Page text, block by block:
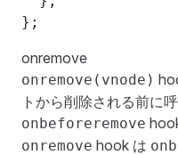
};
onremove
onremove(vnode)
トから削除される前に
onbeforeremove
onremove hook は